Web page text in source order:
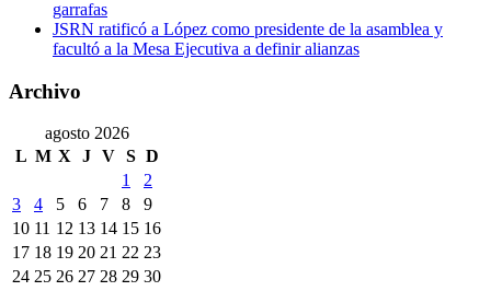
garrafas
JSRN ratificó a López como presidente de la asamblea y
facultó a la Mesa Ejecutiva a definir alianzas
Archivo
agosto 2026
L M X J V S D
1
2
3
4 5 6 7 8
9
10 11 12 13 14 15 16
17 18 19 20 21 22 23
24 25 26 27 28 29 30